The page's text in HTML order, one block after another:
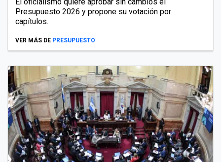
Presupuesto 2026 y propone su votación por
capítulos.
VER MÁS DE PRESUPUESTO